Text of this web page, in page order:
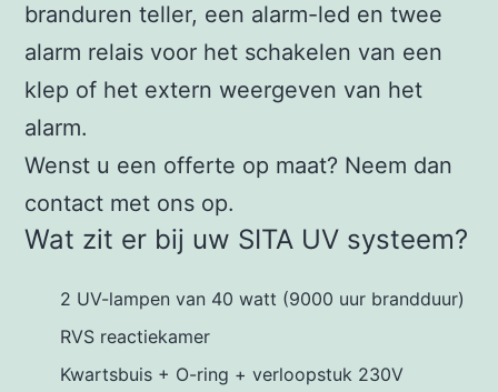
branduren teller, een alarm-led en twee
alarm relais voor het schakelen van een
klep of het extern weergeven van het
alarm.
Wenst u een offerte op maat? Neem dan
contact met ons op.
Wat zit er bij uw SITA UV systeem?
2 UV-lampen van 40 watt (9000 uur brandduur)
RVS reactiekamer
Kwartsbuis + O-ring + verloopstuk 230V